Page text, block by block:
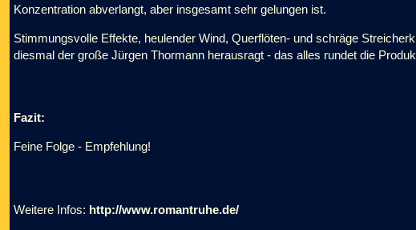
Konzentration abverlangt, aber insgesamt sehr gelungen ist.
Stimmungsvolle Effekte, heulender Wind, Querflöten- und schräge
diesmal der große Jürgen Thormann herausragt - das alles rundet die
Fazit:
Feine Folge - Empfehlung!
Weitere Infos: http://www.romantruhe.de/